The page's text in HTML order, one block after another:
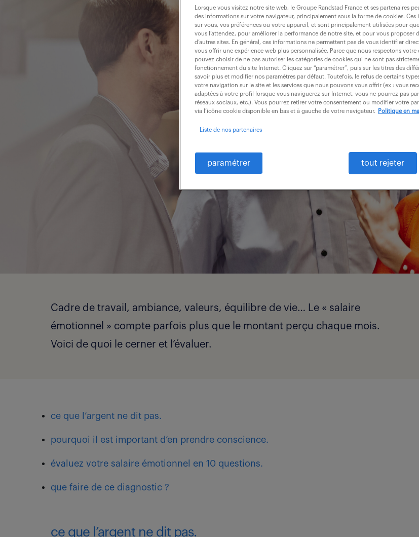
Cadre de travail, ambiance, valeurs, équilibre de vie… Le « salaire
émotionnel » compte parfois plus que le montant perçu chaque mois.
Voici de quoi le cerner et l’évaluer.
ce que l’argent ne dit pas.
pourquoi il est important d’en prendre conscience.
évaluez votre salaire émotionnel en 10 questions.
que faire de ce diagnostic ?
ce que l’argent ne dit pas.
Lorsque vous visitez notre site web, le Groupe Randstad France et ses partenaires
des informations sur votre navigateur, principalement sous la forme de cookies.
sur vous, vos préférences ou votre appareil, et sont principalement utilisées pour
vous l’attendez, pour améliorer la performance de notre site, et pour vous proposer
d’autres sites. En général, ces informations ne permettent pas de vous identifier
vous offrir une expérience web plus personnalisée. Parce que nous respectons votre
pouvez choisir de ne pas autoriser les catégories de cookies qui ne sont pas
fonctionnement du site Internet. Cliquez sur “paramétrer”, puis sur les titres des
savoir plus et modifier nos paramètres par défaut. Toutefois, le refus de certains
votre navigation sur le site et les services que nous pouvons vous offrir (ex : vous
adaptées à votre profil lorsque vous naviguerez sur Internet, vous ne pourrez pas
réseaux sociaux, etc.). Vous pourrez retirer votre consentement ou modifier votre
via l’icône cookie disponible en bas et à gauche de votre navigateur.
Politique en
Liste de nos partenaires
paramétrer tout rejeter